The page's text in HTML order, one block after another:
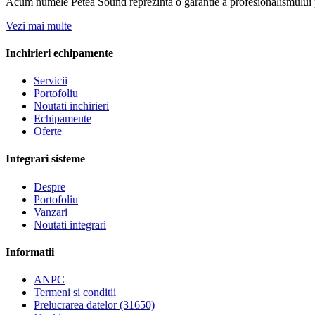
Vezi mai multe
Inchirieri echipamente
Servicii
Portofoliu
Noutati inchirieri
Echipamente
Oferte
Integrari sisteme
Despre
Portofoliu
Vanzari
Noutati integrari
Informatii
ANPC
Termeni si conditii
Prelucrarea datelor (31650)